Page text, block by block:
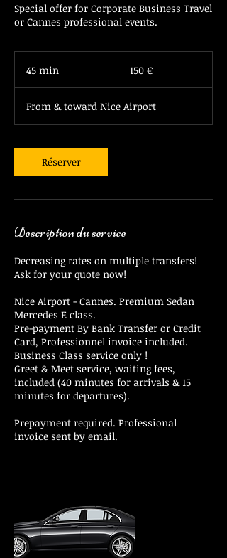
Special offer for Corporate Business Travel
or Cannes professional events.
45 min
i
n
150 €
From & toward Nice Airport
Réserver
Description du service
Decreasing rates on multiple transfers!
Ask for your quote now!
Nice Airport - Cannes. Premium Sedan
Mercedes E class.
Pre-payment By Bank Transfer or Credit
Card, Professionnel invoice included.
Business Class service only !
Greet & Meet service, waiting fees,
included (40 minutes for arrivals & 15
minutes for departures).
Prepayment required. Professional
invoice sent by email.